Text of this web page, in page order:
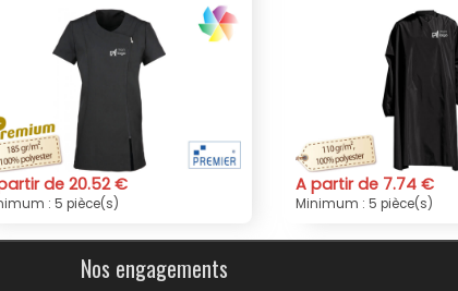
partir de 7.74 €
: 5 pièce(s)
A partir de 8.61 €
Minimum : 5 pièce(s)
Nos engagements